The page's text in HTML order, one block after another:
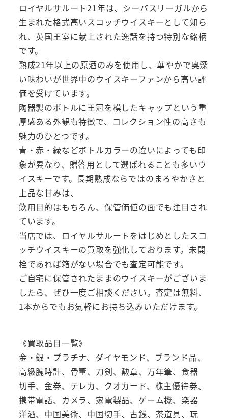
ロイヤルサルート21年は、シーバスリーガルから
生まれた格式高いスコッチウイスキーとして知ら
れ、英国王室に献上された逸話を持つ特別な銘柄
です。
熟成21年以上の原酒のみを使用し、華やかで奥深
い味わいが世界中のウイスキーファンから高い評
価を受けています。
陶器製のボトルに王冠を模したキャップという重
厚感ある外観も特徴で、コレクション性の高さも
魅力のひとつです。
青・赤・緑などボトルカラーの違いによっても印
象が異なり、贈答用として選ばれることも多いウ
イスキーです。長期熟成ならではのまろやかさと
上品な甘みは、
飲用目的はもちろん、保管価値の面でも注目され
ています。
当店では、ロイヤルサルートをはじめとしたスコ
ッチウイスキーの買取を強化しております。未開
栓であれば箱がない場合でも査定可能です。
ご自宅に保管されたままのウイスキーがございま
したら、ぜひ一度ご相談ください。査定は無料、
1本からでもお気軽にお持ち込みいただけます。
《買取品目一覧》
金・銀・プラチナ、ダイヤモンド、ブランド品、
高級腕時計、骨董、刀剣、勲章、万年筆、食器
切手、金券、テレカ、クオカード、株主優待券、
携帯電話、カメラ、家電製品、ゲーム機、楽器
洋酒、中国美術、中国切手、古銭、茶道具、玩